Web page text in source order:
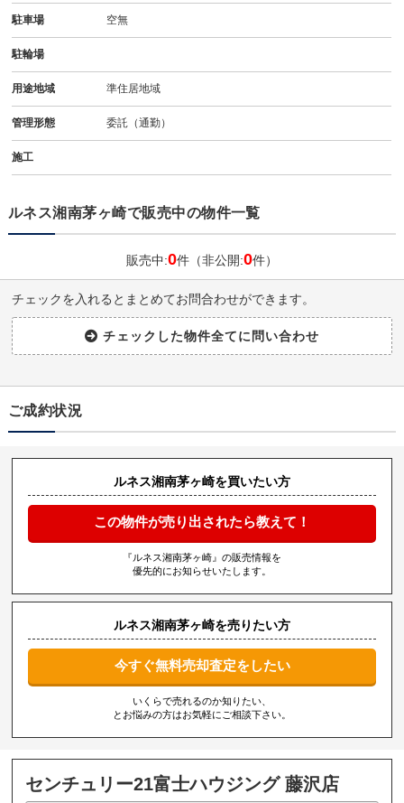
駐車場 空無
駐輪場
用途地域 準住居地域
管理形態 委託（通勤）
施工
ルネス湘南茅ヶ崎で販売中の物件一覧
販売中:0件（非公開:0件）
チェックを入れるとまとめてお問合わせができます。
ご成約状況
ルネス湘南茅ヶ崎を買いたい方
この物件が売り出されたら教えて！
『ルネス湘南茅ヶ崎』の販売情報を
優先的にお知らせいたします。
ルネス湘南茅ヶ崎を売りたい方
今すぐ無料売却査定をしたい
いくらで売れるのか知りたい、
とお悩みの方はお気軽にご相談下さい。
センチュリー21富士ハウジング 藤沢店